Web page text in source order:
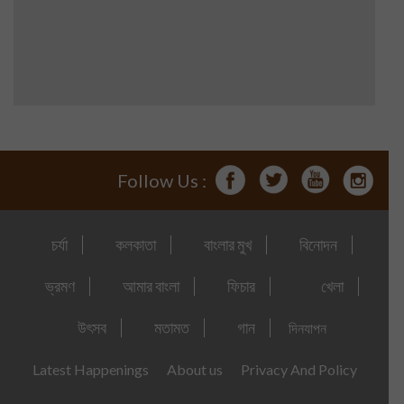
Follow Us :
চর্যা কলকাতা বাংলার মুখ বিনোদন
ভ্রমণ আমার বাংলা ফিচার খেলা
উৎসব মতামত গান দিনযাপন
Latest Happenings About us Privacy And Policy